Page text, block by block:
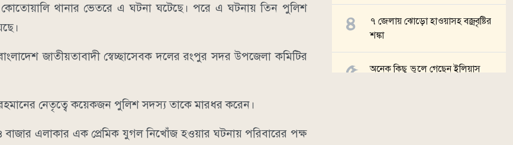
থানার ভেতরে এ ঘটনা ঘটেছে। পরে এ ঘটনায় তিন পুলিশ
জাতীয়তাবাদী স্বেচ্ছাসেবক দলের রংপুর সদর উপজেলা কমিটির
নেতৃত্বে কয়েকজন পুলিশ সদস্য তাকে মারধর করেন।
বাজার এলাকার এক প্রেমিক যুগল নিখোঁজ হওয়ার ঘটনায় পরিবারের পক্ষ
৭ জেলায় ঝোড়ো হাওয়াসহ বজ্রবৃষ্টির
শঙ্কা
অনেক কিছু ভুলে গেছেন ইলিয়াস